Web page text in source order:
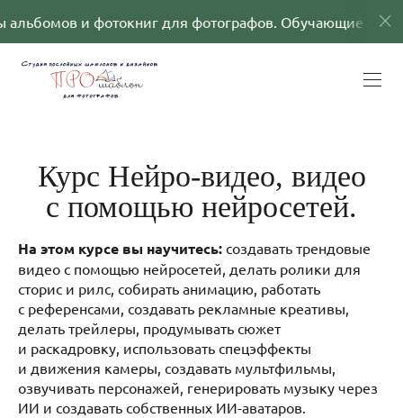
и фотокниг для фотографов. Обучающие
Курс Нейро-видео, видео
с помощью нейросетей.
На этом курсе вы научитесь: создавать трендовые
видео с помощью нейросетей, делать ролики для
сторис и рилс, собирать анимацию, работать
с референсами, создавать рекламные креативы,
делать трейлеры, продумывать сюжет
и раскадровку, использовать спецэффекты
и движения камеры, создавать мультфильмы,
озвучивать персонажей, генерировать музыку через
ИИ и создавать собственных ИИ-аватаров.